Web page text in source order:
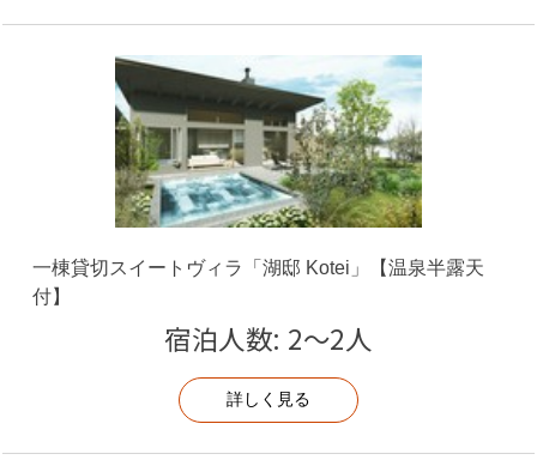
※アレルギーをお持ちの方は、ご宿泊の3日前までにご相
談ください
微量混入に対するご要望は設備上対応いたしかねます。
予めご了承くださいませ
※日によりお料理の内容が変わります
ご連泊の方は2日目以降はシェフおまかせコースにてご
用意いたします
・チェックイン 15時～17時
・チェックアウト 10時
・全室大人の方限定（対象：中学生以上）
一棟貸切スイートヴィラ「湖邸 Kotei」【温泉半露天
付】
宿泊人数: 2～2人
詳しく見る